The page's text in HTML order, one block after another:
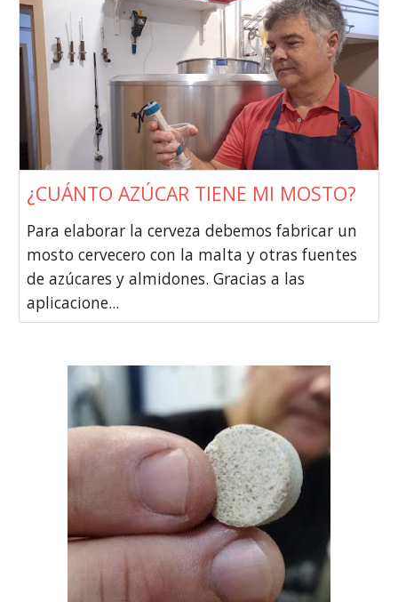
¿CUÁNTO AZÚCAR TIENE MI MOSTO?
Para elaborar la cerveza debemos fabricar un
mosto cervecero con la malta y otras fuentes
de azúcares y almidones. Gracias a las
aplicacione...